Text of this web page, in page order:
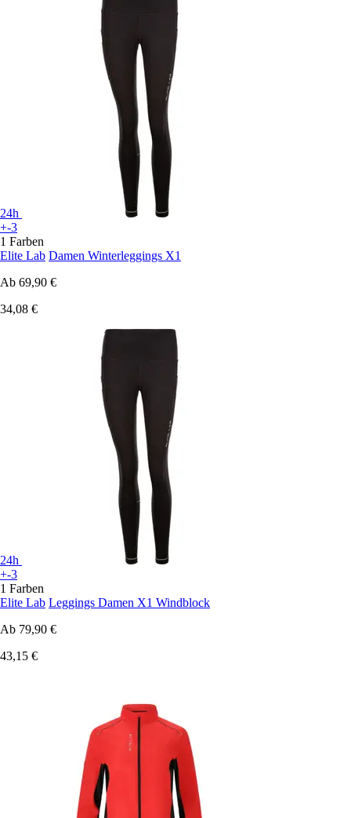
24h
+-3
1 Farben
Elite Lab Damen Winterleggings X1
Ab 69,90 €
34,08 €
24h
+-3
1 Farben
Elite Lab Leggings Damen X1 Windblock
Ab 79,90 €
43,15 €